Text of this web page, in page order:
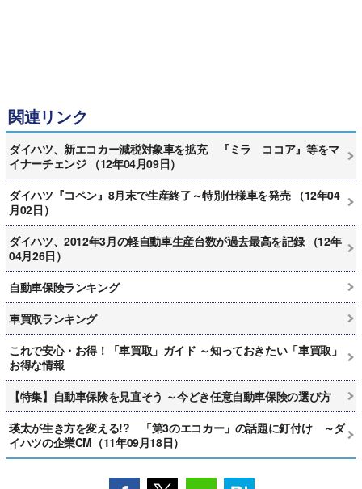
関連リンク
ダイハツ、新エコカー減税対象車を拡充 『ミラ ココア』等をマ
イナーチェンジ （12年04月09日）
ダイハツ『コペン』8月末で生産終了～特別仕様車を発売 （12年04
月02日）
ダイハツ、2012年3月の軽自動車生産台数が過去最高を記録 （12年
04月26日）
自動車保険ランキング
車買取ランキング
これで安心・お得！「車買取」ガイド ～知っておきたい「車買取」
お得な情報
【特集】自動車保険を見直そう ～今どき任意自動車保険の選び方
瑛太が生き方を変える!? 「第3のエコカー」の話題に釘付け ～ダ
イハツの企業CM（11年09月18日）